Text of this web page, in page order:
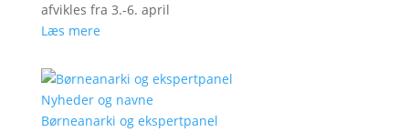
afvikles fra 3.-6. april
Læs mere
Nyheder og navne
Børneanarki og ekspertpanel